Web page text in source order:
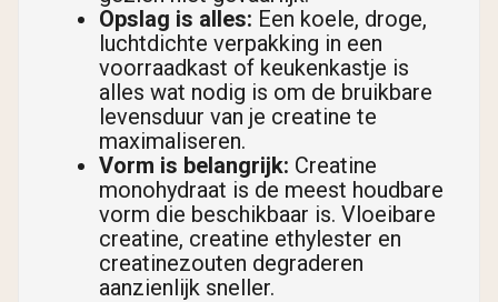
Opslag is alles: Een koele, droge,
luchtdichte verpakking in een
voorraadkast of keukenkastje is
alles wat nodig is om de bruikbare
levensduur van je creatine te
maximaliseren.
Vorm is belangrijk: Creatine
monohydraat is de meest houdbare
vorm die beschikbaar is. Vloeibare
creatine, creatine ethylester en
creatinezouten degraderen
aanzienlijk sneller.